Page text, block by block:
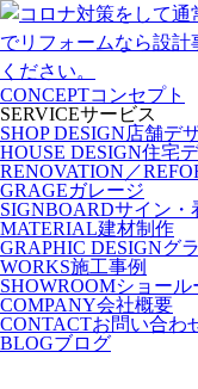
CONCEPTコンセプト
SERVICEサービス
SHOP DESIGN店舗デ
HOUSE DESIGN住宅
RENOVATION／
GRAGEガレージ
SIGNBOARDサイン・
MATERIAL建材制作
GRAPHIC DESIGNグ
WORKS施工事例
SHOWROOMショール
COMPANY会社概要
CONTACTお問い合わ
BLOGブログ